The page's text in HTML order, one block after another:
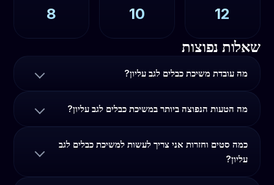
12
10
8
שאלות נפוצות
מה עובדת משיכת כבלים לגב עליון?
מה הטעות הנפוצה ביותר במשיכת כבלים לגב עליון?
כמה סטים וחזרות אני צריך לעשות למשיכת כבלים לגב
עליון?